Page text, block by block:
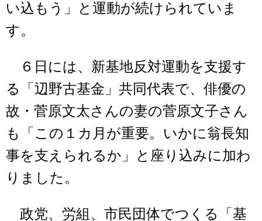
い込もう」と運動が続けられていま
す。
６日には、新基地反対運動を支援す
る「辺野古基金」共同代表で、俳優の
故・菅原文太さんの妻の菅原文子さん
も「この１カ月が重要。いかに翁長知
事を支えられるか」と座り込みに加わ
りました。
政党、労組、市民団体でつくる「基